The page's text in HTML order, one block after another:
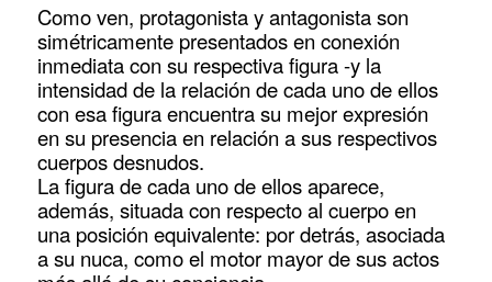
Como ven, protagonista y antagonista son
simétricamente presentados en conexión
inmediata con su respectiva figura -y la
intensidad de la relación de cada uno de ellos
con esa figura encuentra su mejor expresión
en su presencia en relación a sus respectivos
cuerpos desnudos.
La figura de cada uno de ellos aparece,
además, situada con respecto al cuerpo en
una posición equivalente: por detrás, asociada
a su nuca, como el motor mayor de sus actos